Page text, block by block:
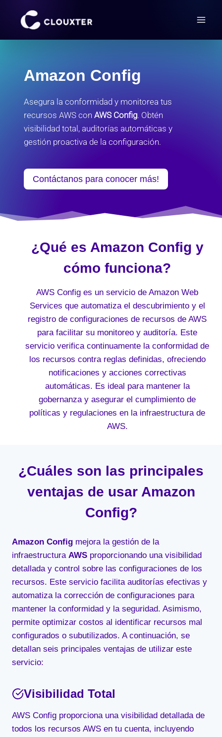
contenido
Amazon Config
Asegura la conformidad y monitorea tus
recursos AWS con AWS Config. Obtén
visibilidad total, auditorías automáticas y
gestión proactiva de la configuración.
Contáctanos para conocer más!
¿Qué es Amazon Config y
cómo funciona?
AWS Config es un servicio de Amazon Web
Services que automatiza el descubrimiento y el
registro de configuraciones de recursos de AWS
para facilitar su monitoreo y auditoría. Este
servicio verifica continuamente la conformidad de
los recursos contra reglas definidas, ofreciendo
notificaciones y acciones correctivas
automáticas. Es ideal para mantener la
gobernanza y asegurar el cumplimiento de
políticas y regulaciones en la infraestructura de
AWS.
¿Cuáles son las principales
ventajas de usar Amazon
Config?
Amazon Config mejora la gestión de la
infraestructura AWS proporcionando una visibilidad
detallada y control sobre las configuraciones de los
recursos. Este servicio facilita auditorías efectivas y
automatiza la corrección de configuraciones para
mantener la conformidad y la seguridad. Asimismo,
permite optimizar costos al identificar recursos mal
configurados o subutilizados. A continuación, se
detallan seis principales ventajas de utilizar este
servicio:
Visibilidad Total
AWS Config proporciona una visibilidad detallada de
todos los recursos AWS en tu cuenta, incluyendo